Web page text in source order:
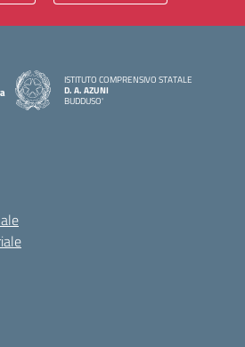
ISTITUTO COMPRENSIVO STATALE
D. A. AZUNI
BUDDUSO'